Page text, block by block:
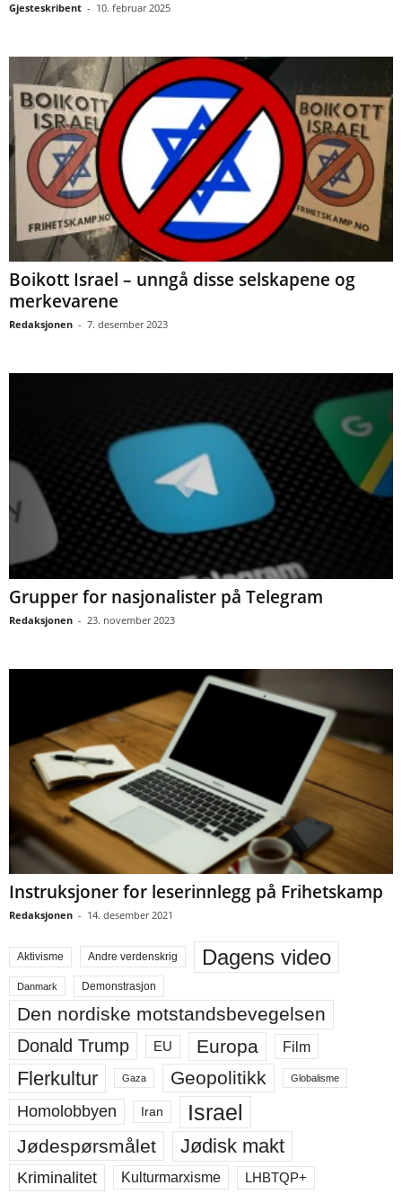
Gjesteskribent - 10. februar 2025
Boikott Israel – unngå disse selskapene og
merkevarene
Redaksjonen - 7. desember 2023
Grupper for nasjonalister på Telegram
Redaksjonen - 23. november 2023
Instruksjoner for leserinnlegg på Frihetskamp
Redaksjonen - 14. desember 2021
Aktivisme Andre verdenskrig Dagens video
Danmark Demonstrasjon
Den nordiske motstandsbevegelsen
Donald Trump EU Europa Film
Flerkultur Gaza Geopolitikk Globalisme
Homolobbyen Iran Israel
Jødespørsmålet Jødisk makt
Kriminalitet Kulturmarxisme LHBTQP+